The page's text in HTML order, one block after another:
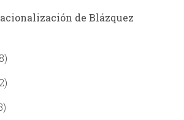
de Blázquez